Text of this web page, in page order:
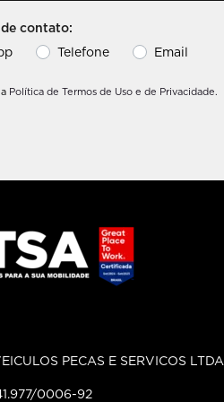
contato:
Telefone Email
Política de Termos de Uso e de Privacidade.
PECAS E SERVICOS LTDA
0006-92